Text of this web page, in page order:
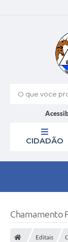
O que voce
CIDADÃO
Chamamento
Editais